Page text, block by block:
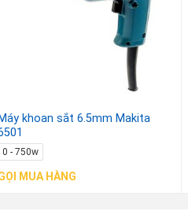
Máy khoan sắt 6.5mm Makita
0 - 750w
MUA HÀNG